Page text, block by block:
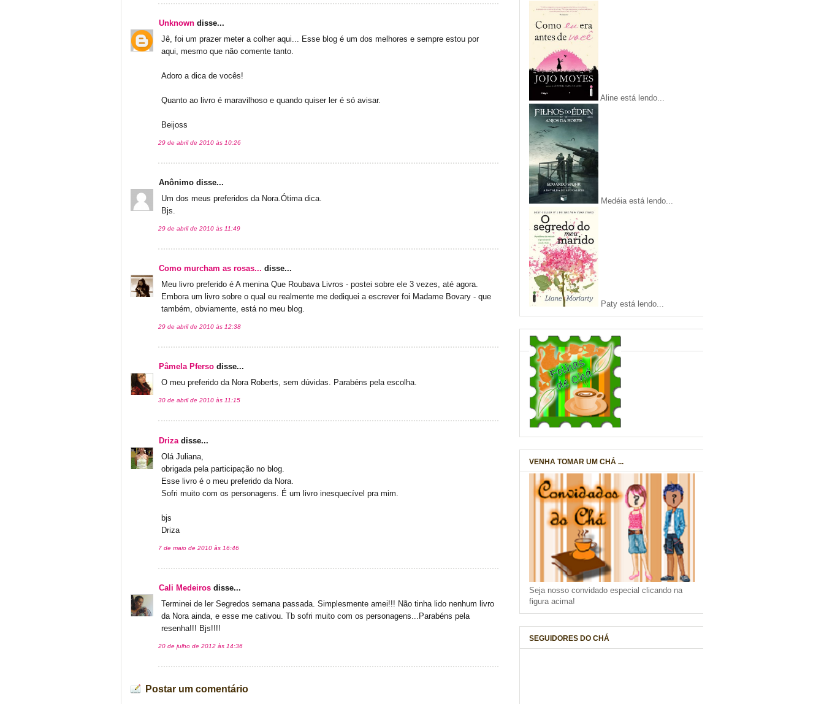
Unknown disse...
Jê, foi um prazer meter a colher aqui... Esse blog é um dos melhores e sempre estou por
aqui, mesmo que não comente tanto.
Adoro a dica de vocês!
Quanto ao livro é maravilhoso e quando quiser ler é só avisar.
Beijoss
29 de abril de 2010 às 10:26
Anônimo disse...
Um dos meus preferidos da Nora.Ótima dica.
Bjs.
29 de abril de 2010 às 11:49
Como murcham as rosas... disse...
Meu livro preferido é A menina Que Roubava Livros - postei sobre ele 3 vezes, até agora.
Embora um livro sobre o qual eu realmente me dediquei a escrever foi Madame Bovary - que
também, obviamente, está no meu blog.
29 de abril de 2010 às 12:38
Pâmela Pferso disse...
O meu preferido da Nora Roberts, sem dúvidas. Parabéns pela escolha.
30 de abril de 2010 às 11:15
Driza disse...
Olá Juliana,
obrigada pela participação no blog.
Esse livro é o meu preferido da Nora.
Sofri muito com os personagens. É um livro inesquecível pra mim.
bjs
Driza
7 de maio de 2010 às 16:46
Cali Medeiros disse...
Terminei de ler Segredos semana passada. Simplesmente amei!!! Não tinha lido nenhum livro
da Nora ainda, e esse me cativou. Tb sofri muito com os personagens...Parabéns pela
resenha!!! Bjs!!!!
20 de julho de 2012 às 14:36
Postar um comentário
Aline está lendo...
Medéia está lendo...
Paty está lendo...
VENHA TOMAR UM CHÁ ...
Seja nosso convidado especial clicando na
figura acima!
SEGUIDORES DO CHÁ